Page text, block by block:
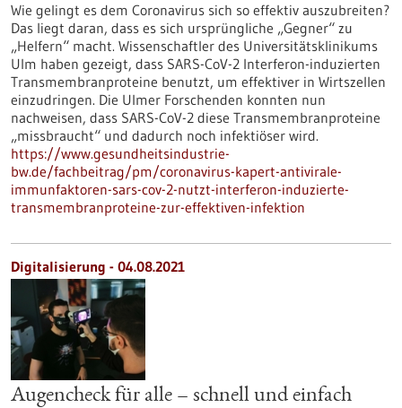
Wie gelingt es dem Coronavirus sich so effektiv auszubreiten?
Das liegt daran, dass es sich ursprüngliche „Gegner“ zu
„Helfern“ macht. Wissenschaftler des Universitätsklinikums
Ulm haben gezeigt, dass SARS-CoV-2 Interferon-induzierten
Transmembranproteine benutzt, um effektiver in Wirtszellen
einzudringen. Die Ulmer Forschenden konnten nun
nachweisen, dass SARS-CoV-2 diese Transmembranproteine
„missbraucht“ und dadurch noch infektiöser wird.
https://www.gesundheitsindustrie-
bw.de/fachbeitrag/pm/coronavirus-kapert-antivirale-
immunfaktoren-sars-cov-2-nutzt-interferon-induzierte-
transmembranproteine-zur-effektiven-infektion
Digitalisierung - 04.08.2021
Augencheck für alle – schnell und einfach